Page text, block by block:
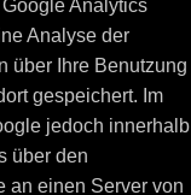
Analytics
Analyse der
über Ihre Benutzung
gespeichert. Im
jedoch innerhalb
über den
an einen Server von